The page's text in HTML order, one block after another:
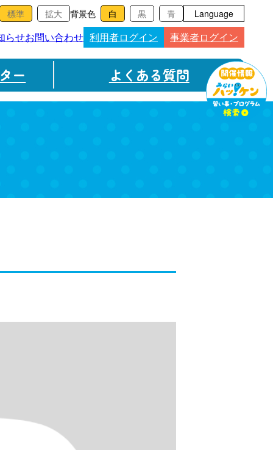
背景色 Language
らせお問い合わせ 利用者ログイン 事業者ログイン
ー よくある質問